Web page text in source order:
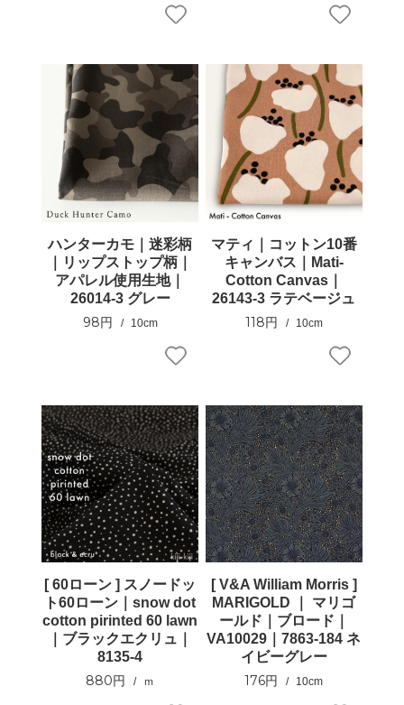
ハンターカモ｜迷彩柄
｜リップストップ柄｜
アパレル使用生地｜
26014-3 グレー
98円 10cm
マティ｜コットン10番
キャンバス｜Mati-
Cotton Canvas｜
26143-3 ラテベージュ
118円 10cm
[ 60ローン ] スノードッ
ト60ローン｜snow dot
cotton pirinted 60 lawn
｜ブラックエクリュ｜
8135-4
880円 ｍ
[ V&A William Morris ]
MARIGOLD ｜ マリゴ
ールド｜ブロード｜
VA10029｜7863-184 ネ
イビーグレー
176円 10cm